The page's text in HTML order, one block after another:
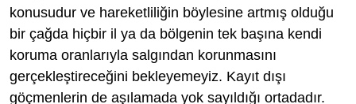
konusudur ve hareketliliğin böylesine artmış olduğu
bir çağda hiçbir il ya da bölgenin tek başına kendi
koruma oranlarıyla salgından korunmasını
gerçekleştireceğini bekleyemeyiz. Kayıt dışı
göçmenlerin de aşılamada yok sayıldığı ortadadır.